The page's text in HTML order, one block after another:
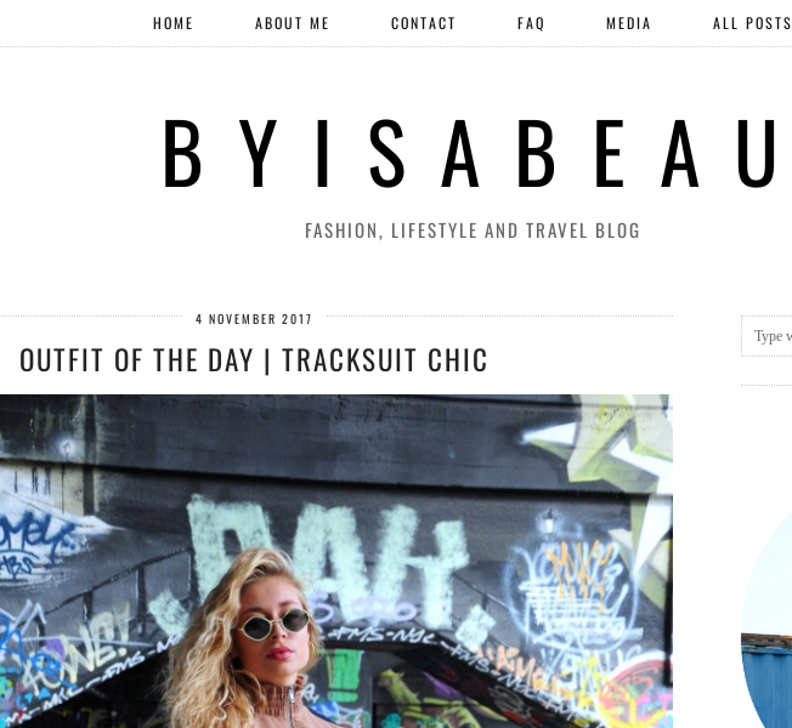
B Y I S A B E A U
FASHION, LIFESTYLE AND TRAVEL BLOG
HOME ABOUT ME CONTACT FAQ MEDIA ALL POSTS
4 NOVEMBER 2017
OUTFIT OF THE DAY | TRACKSUIT CHIC